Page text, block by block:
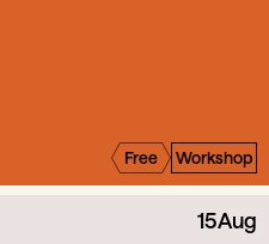
Free Workshop
15Aug